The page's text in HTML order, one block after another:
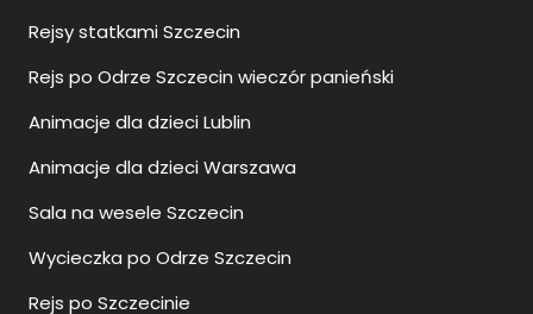
Rejsy statkami Szczecin
Rejs po Odrze Szczecin wieczór panieński
Animacje dla dzieci Lublin
Animacje dla dzieci Warszawa
Sala na wesele Szczecin
Wycieczka po Odrze Szczecin
Rejs po Szczecinie